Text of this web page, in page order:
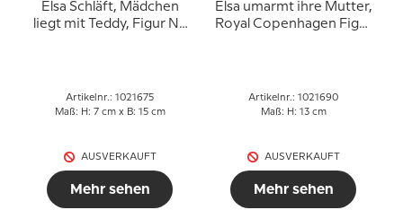
Elsa Schläft, Mädchen
liegt mit Teddy, Figur Nr.
Artikelnr.: 1021675
Maß: H: 7 cm x B: 15 cm
AUSVERKAUFT
Mehr sehen
Elsa umarmt ihre Mutter,
Royal Copenhagen Figur
Artikelnr.: 1021690
Maß: H: 13 cm
AUSVERKAUFT
Mehr sehen